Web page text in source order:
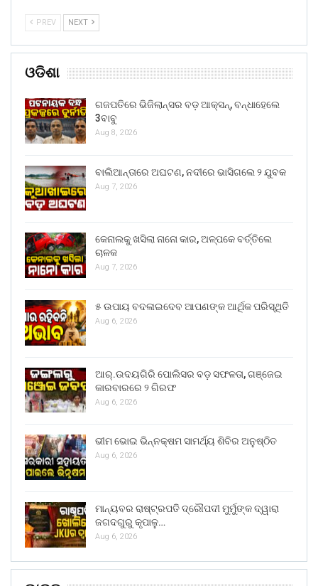
PREV NEXT
ଓଡିଶା
ଗଜପତିରେ ଭିଜିଲାନ୍ସର ବଡ଼ ଆକ୍ସନ୍, ବନ୍ଧାହେଲେ
3ବାବୁ
Aug 8, 2026
ବାଲିଆନ୍ତାରେ ଅଘଟଣ, ନଦୀରେ ଭାସିଗଲେ ୨ ଯୁବକ
Aug 7, 2026
କେନାଲକୁ ଖସିଲା ନାନୋ କାର, ଅଳ୍ପକେ ବର୍ତ୍ତିଲେ
ଚାଳକ
Aug 7, 2026
୫ ଉପାୟ ବଦଳାଇଦେବ ଆପଣଙ୍କ ଆର୍ଥିକ ପରିସ୍ଥିତି
Aug 6, 2026
ଆର୍.ଉଦୟଗିରି ପୋଲିସର ବଡ଼ ସଫଳତା, ଗଞ୍ଜେଇ
କାରବାରରେ ୨ ଗିରଫ
Aug 6, 2026
ଭୀମ ଭୋଇ ଭିନ୍ନକ୍ଷମ ସାମର୍ଥ୍ୟ ଶିବିର ଅନୁଷ୍ଠିତ
Aug 6, 2026
ମାନ୍ୟବର ରାଷ୍ଟ୍ରପତି ଦ୍ରୌପଦୀ ମୁର୍ମୁଙ୍କ ଦ୍ୱାରା
ଜଗଦଗୁରୁ କୃପାଳୁ…
Aug 6, 2026